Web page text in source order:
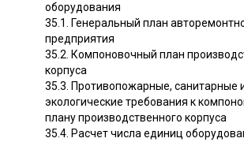
оборудования
35.1. Генеральный план
предприятия
35.2. Компоновочный план
корпуса
35.3. Противопожарные, санитарные
экологические требования к
плану производственного корпуса
35.4. Расчет числа единиц